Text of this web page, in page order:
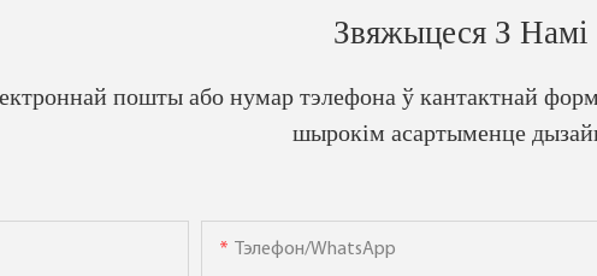
Звяжыцеся З Намі
пошты або нумар тэлефона ў кантактнай
шырокім асартыменце
Тэлефон/WhatsApp